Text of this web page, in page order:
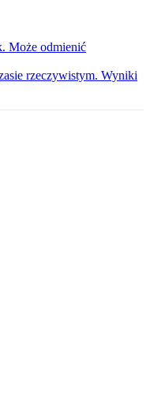
Może odmienić
rzeczywistym. Wyniki